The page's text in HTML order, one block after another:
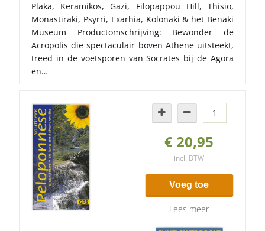
Plaka, Keramikos, Gazi, Filopappou Hill, Thisio,
Monastiraki, Psyrri, Exarhia, Kolonaki & het Benaki
Museum Productomschrijving: Bewonder de
Acropolis die spectaculair boven Athene uitsteekt,
treed in de voetsporen van Socrates bij de Agora
en…
€ 20,95
incl. BTW
Voeg toe
Lees meer